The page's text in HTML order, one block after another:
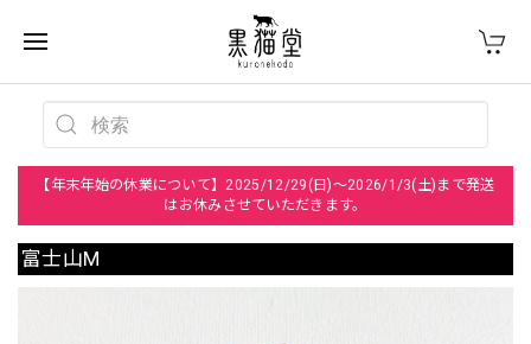
【年末年始の休業について】2025/12/29(日)～2026/1/3(土)まで発送
はお休みさせていただきます。
富士山M